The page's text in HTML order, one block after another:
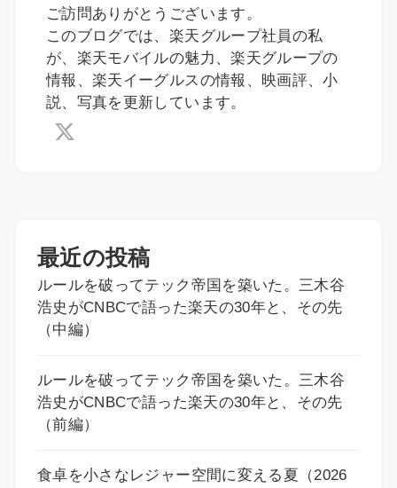
ご訪問ありがとうございます。
このブログでは、楽天グループ社員の私
が、楽天モバイルの魅力、楽天グループの
情報、楽天イーグルスの情報、映画評、小
説、写真を更新しています。
最近の投稿
ルールを破ってテック帝国を築いた。三木谷
浩史がCNBCで語った楽天の30年と、その先
（中編）
ルールを破ってテック帝国を築いた。三木谷
浩史がCNBCで語った楽天の30年と、その先
（前編）
食卓を小さなレジャー空間に変える夏（2026